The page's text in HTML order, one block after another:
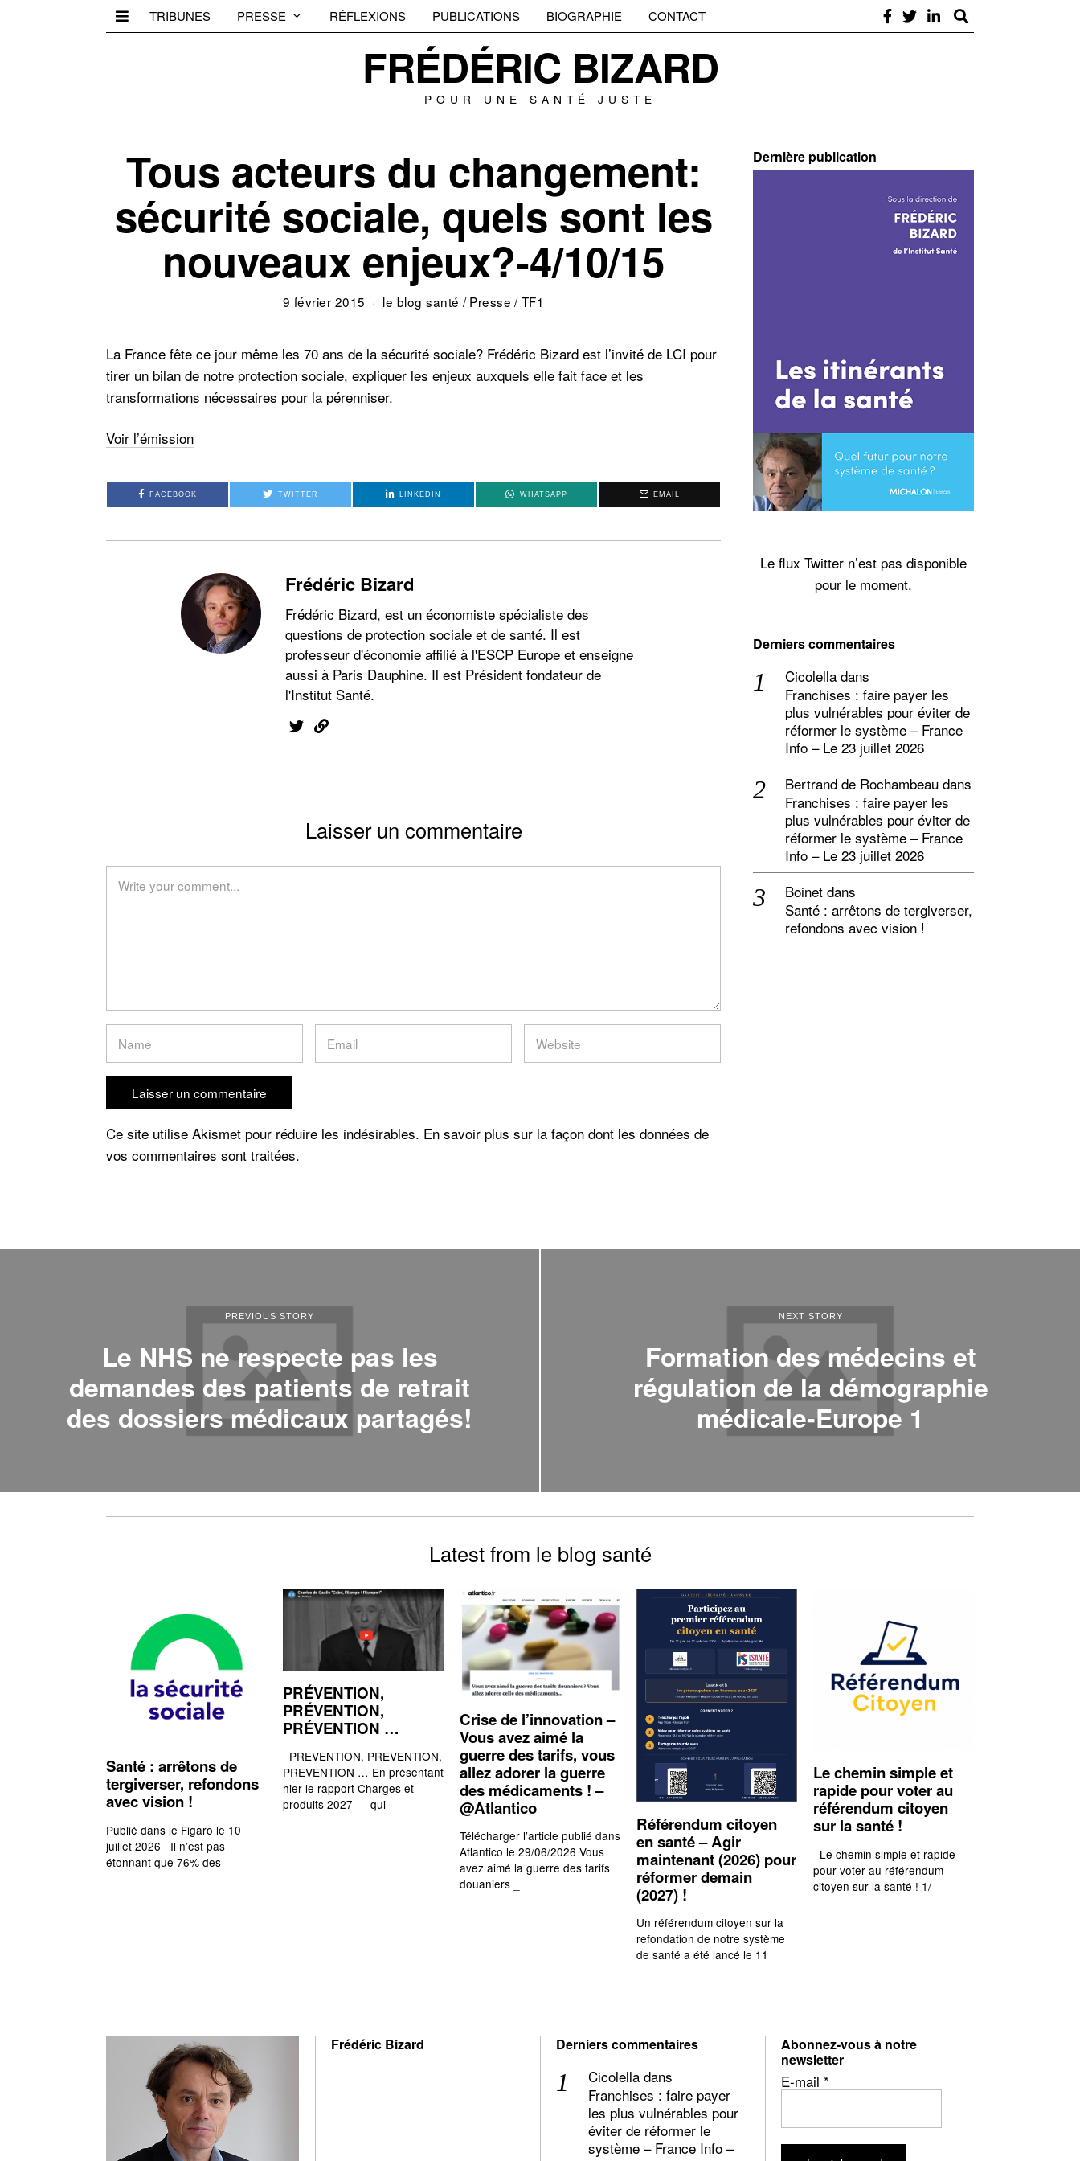
TRIBUNES PRESSE RÉFLEXIONS PUBLICATIONS BIOGRAPHIE CONTACT
FRÉDÉRIC BIZARD
POUR UNE SANTÉ JUSTE
Tous acteurs du changement:
sécurité sociale, quels sont les
nouveaux enjeux?-4/10/15
9 février 2015 le blog santé / Presse /TF1
La France fête ce jour même les 70 ans de la sécurité sociale? Frédéric Bizard est l’invité de LCI pour
tirer un bilan de notre protection sociale, expliquer les enjeux auxquels elle fait face et les
transformations nécessaires pour la pérenniser.
Voir l’émission
FACEBOOK TWITTER LINKEDIN WHATSAPP EMAIL
Frédéric Bizard
Frédéric Bizard, est un économiste spécialiste des
questions de protection sociale et de santé. Il est
professeur d'économie affilié à l'ESCP Europe et enseigne
aussi à Paris Dauphine. Il est Président fondateur de
l'Institut Santé.
Laisser un commentaire
Ce site utilise Akismet pour réduire les indésirables. En savoir plus sur la façon dont les données de
vos commentaires sont traitées.
Dernière publication
Le flux Twitter n’est pas disponible
pour le moment.
Derniers commentaires
Cicolella dans
Franchises : faire payer les
plus vulnérables pour éviter de
réformer le système – France
Info – Le 23 juillet 2026
Bertrand de Rochambeau dans
Franchises : faire payer les
plus vulnérables pour éviter de
réformer le système – France
Info – Le 23 juillet 2026
Boinet dans
Santé : arrêtons de tergiverser,
refondons avec vision !
PREVIOUS STORY
Le NHS ne respecte pas les
demandes des patients de retrait
des dossiers médicaux partagés!
NEXT STORY
Formation des médecins et
régulation de la démographie
médicale-Europe 1
Latest from le blog santé
Santé : arrêtons de
tergiverser, refondons
avec vision !
Publié dans le Figaro le 10
juillet 2026 Il n’est pas
étonnant que 76% des
PRÉVENTION,
PRÉVENTION,
PRÉVENTION …
PREVENTION, PREVENTION,
PREVENTION … En présentant
hier le rapport Charges et
produits 2027 — qui
Crise de l’innovation –
Vous avez aimé la
guerre des tarifs, vous
allez adorer la guerre
des médicaments ! –
@Atlantico
Télécharger l’article publié dans
Atlantico le 29/06/2026 Vous
avez aimé la guerre des tarifs
douaniers _
Référendum citoyen
en santé – Agir
maintenant (2026) pour
réformer demain
(2027) !
Un référendum citoyen sur la
refondation de notre système
de santé a été lancé le 11
Le chemin simple et
rapide pour voter au
référendum citoyen
sur la santé !
Le chemin simple et rapide
pour voter au référendum
citoyen sur la santé ! 1/
Frédéric Bizard Derniers commentaires
Cicolella dans
Franchises : faire payer
les plus vulnérables pour
éviter de réformer le
système – France Info –
Abonnez-vous à notre
newsletter
E-mail *